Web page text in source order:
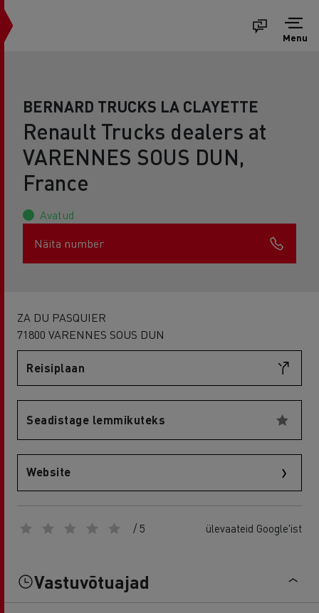
Menu
BERNARD TRUCKS LA CLAYETTE
Renault Trucks dealers at
VARENNES SOUS DUN,
France
Avatud
Näita number
ZA DU PASQUIER
71800 VARENNES SOUS DUN
Reisiplaan
Seadistage lemmikuteks
Website
/ 5 ülevaateid Google'ist
Vastuvõtuajad